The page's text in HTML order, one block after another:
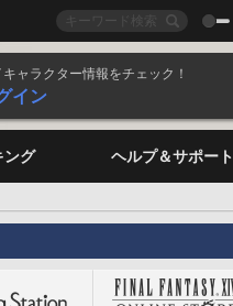
キャラクター情報をチェック！
イン
ング ヘルプ＆サポート